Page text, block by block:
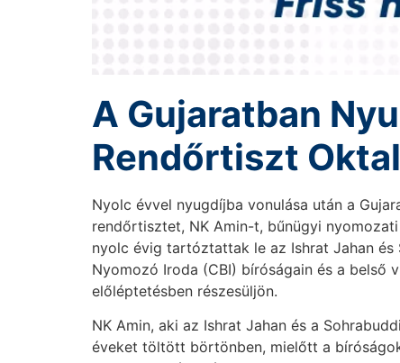
A Gujaratban
Rendőrtiszt
Nyolc évvel nyugdíjba vonulása után a
rendőrtisztet, NK Amin-t, bűnügyi
nyolc évig tartóztattak le az Ishrat Jahan
Nyomozó Iroda (CBI) bíróságain és a belső
előléptetésben részesüljön.
NK Amin, aki az Ishrat Jahan és a
éveket töltött börtönben, mielőtt a